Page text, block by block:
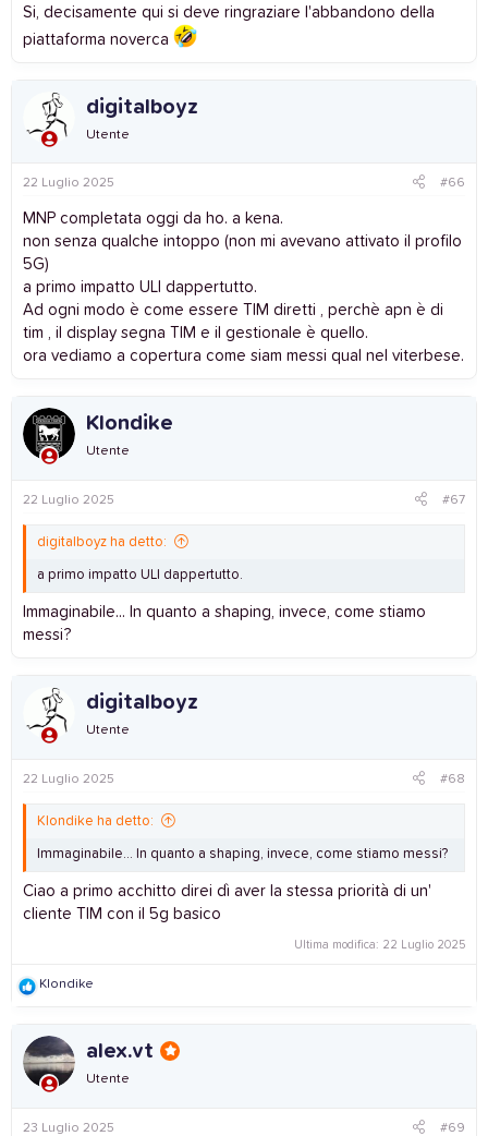
Si, decisamente qui si deve ringraziare l'abbandono della
piattaforma noverca
digitalboyz
Utente
22 Luglio 2025 #66
MNP completata oggi da ho. a kena.
non senza qualche intoppo (non mi avevano attivato il profilo
5G)
a primo impatto ULI dappertutto.
Ad ogni modo è come essere TIM diretti , perchè apn è di
tim , il display segna TIM e il gestionale è quello.
ora vediamo a copertura come siam messi qual nel viterbese.
Klondike
Utente
22 Luglio 2025 #67
digitalboyz ha detto:
a primo impatto ULI dappertutto.
Immaginabile... In quanto a shaping, invece, come stiamo
messi?
digitalboyz
Utente
22 Luglio 2025 #68
Klondike ha detto:
Immaginabile... In quanto a shaping, invece, come stiamo messi?
Ciao a primo acchitto direi dì aver la stessa priorità di un'
cliente TIM con il 5g basico
Ultima modifica: 22 Luglio 2025
R
c
t
i
o
s
Klondike
alex.vt
Utente
23 Luglio 2025 #69